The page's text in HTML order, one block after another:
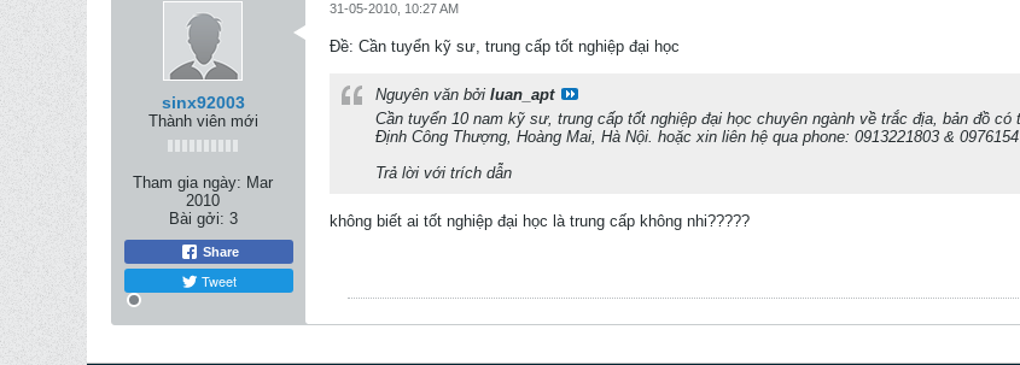
sinx92003
Thành viên mới
Tham gia ngày: Mar
2010
Bài gởi: 3
Share
Tweet
31-05-2010, 10:27 AM
Ðề: Cần tuyển kỹ sư, trung cấp tốt nghiệp đại học
Nguyên văn bởi luan_apt
Cần tuyển 10 nam kỹ sư, trung cấp tốt nghiệp đại học chuyên ngành về trắc địa, bản đồ
Định Công Thượng, Hoàng Mai, Hà Nội. hoặc xin liên hệ qua phone: 0913221803 &
Trả lời với trích dẫn
không biết ai tốt nghiệp đại học là trung cấp không nhi?????